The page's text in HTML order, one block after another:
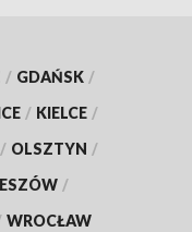
/ GDAŃSK /
/ KIELCE /
/ OLSZTYN /
/
WROCŁAW